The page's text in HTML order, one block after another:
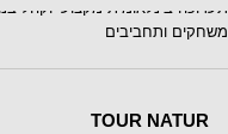
משחקים ותחביבים
TOUR NATUR